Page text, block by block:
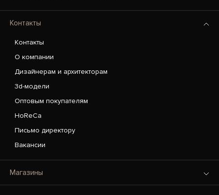
Контакты
Контакты
О компании
Дизайнерам и архитекторам
3d-модели
Оптовым покупателям
HoReCa
Письмо директору
Вакансии
Магазины